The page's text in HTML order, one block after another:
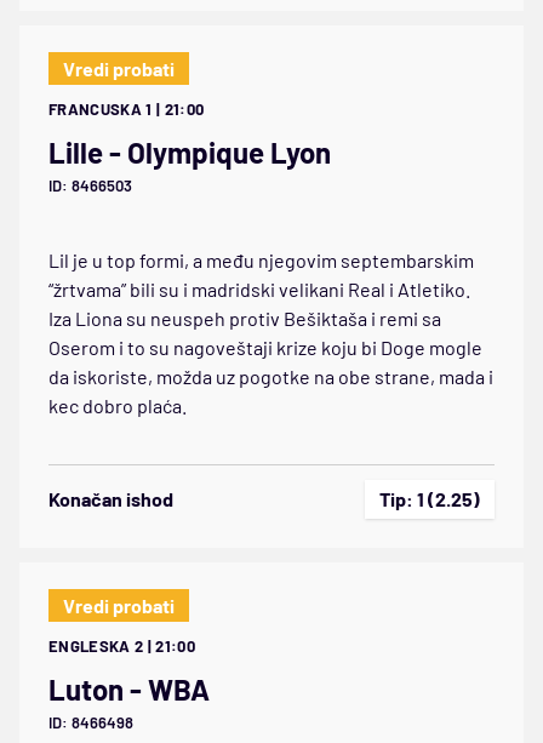
Vredi probati
FRANCUSKA 1 | 21:00
Lille - Olympique Lyon
ID: 8466503
Lil je u top formi, a među njegovim septembarskim
“žrtvama” bili su i madridski velikani Real i Atletiko.
Iza Liona su neuspeh protiv Bešiktaša i remi sa
Oserom i to su nagoveštaji krize koju bi Doge mogle
da iskoriste, možda uz pogotke na obe strane, mada i
kec dobro plaća.
Konačan ishod Tip: 1 (2.25)
Vredi probati
ENGLESKA 2 | 21:00
Luton - WBA
ID: 8466498